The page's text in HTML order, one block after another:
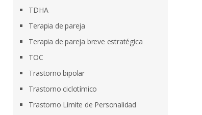
TDHA
Terapia de pareja
Terapia de pareja breve estratégica
TOC
Trastorno bipolar
Trastorno ciclotímico
Trastorno Límite de Personalidad